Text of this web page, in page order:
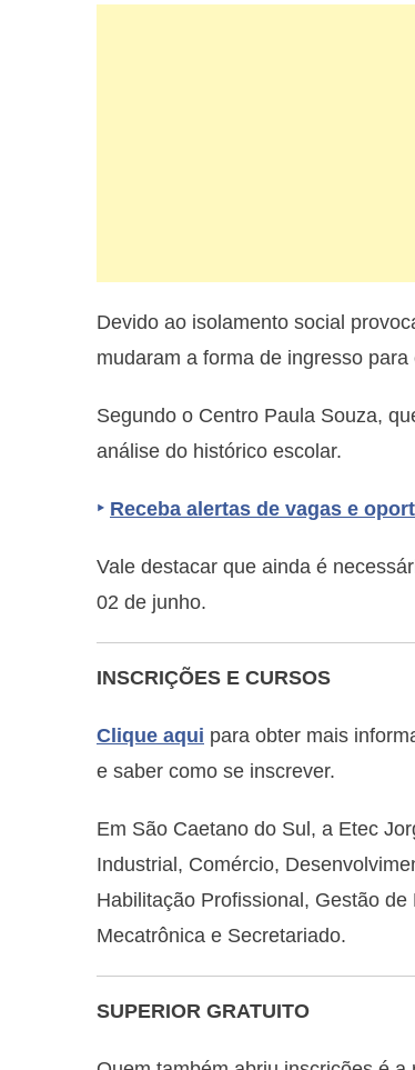
Devido ao isolamento social
mudaram a forma de ingresso
Segundo o Centro Paula Souza,
análise do histórico escolar.
‣ Receba alertas de vagas e
Vale destacar que ainda é
02 de junho.
INSCRIÇÕES E CURSOS
Clique aqui para obter mais
e saber como se inscrever.
Em São Caetano do Sul, a Etec
Industrial, Comércio,
Habilitação Profissional, Gestão
Mecatrônica e Secretariado.
SUPERIOR GRATUITO